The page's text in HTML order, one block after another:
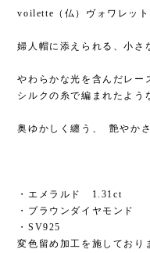
voilette（仏）ヴォワレット
婦人帽に添えられる、小さ
やわらかな光を含んだレー
シルクの糸で編まれたよう
奥ゆかしく纏う、 艶やか
・エメラルド 1.31ct
・ブラウンダイヤモンド
・SV925
変色留め加工を施しており